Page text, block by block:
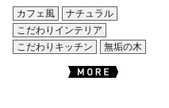
カフェ風
ナチュラル
こだわりインテリア
こだわりキッチン
無垢の木